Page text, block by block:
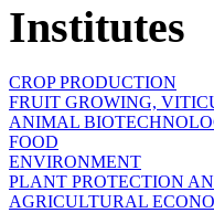
Institutes
CROP PRODUCTION
FRUIT GROWING,
ANIMAL
FOOD
ENVIRONMENT
PLANT PROTECTION
AGRICULTURAL